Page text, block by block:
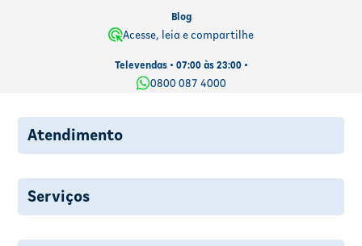
Blog
Acesse, leia e compartilhe
Televendas • 07:00 às 23:00 •
0800 087 4000
Atendimento
Serviços